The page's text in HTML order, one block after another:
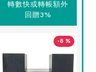
轉數快或轉帳額外
回贈3%
-8 %